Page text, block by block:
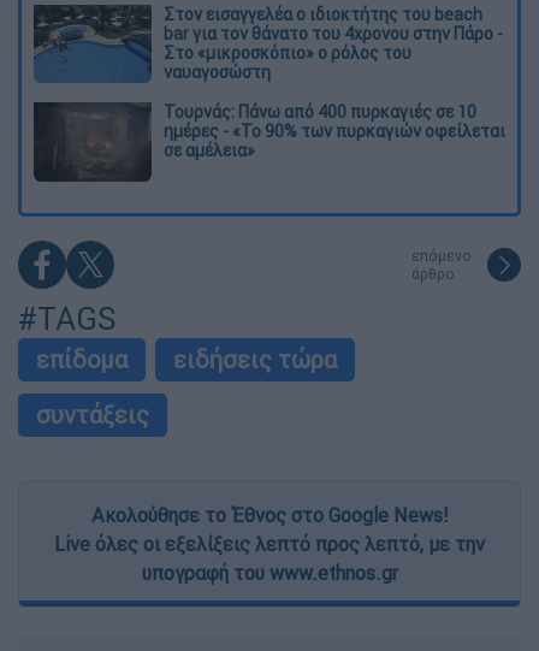
Στον εισαγγελέα ο ιδιοκτήτης του beach
bar για τον θάνατο του 4χρονου στην Πάρο -
Στο «μικροσκόπιο» ο ρόλος του
ναυαγοσώστη
Τουρνάς: Πάνω από 400 πυρκαγιές σε 10
ημέρες - «Το 90% των πυρκαγιών οφείλεται
σε αμέλεια»
επόμενο
άρθρο
#TAGS
επίδομα
ειδήσεις τώρα
συντάξεις
Ακολούθησε το Έθνος στο Google News!
Live όλες οι εξελίξεις λεπτό προς λεπτό, με την
υπογραφή του www.ethnos.gr